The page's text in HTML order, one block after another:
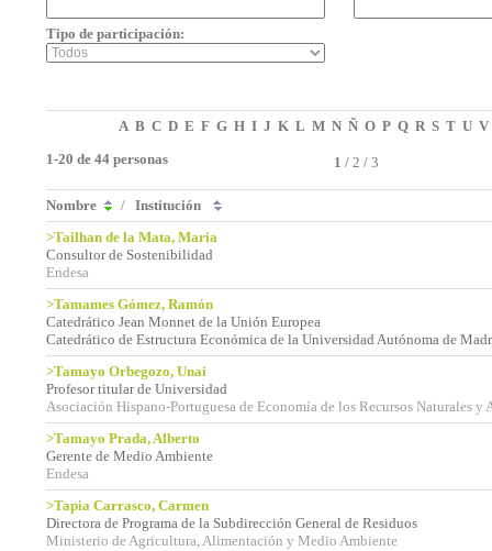
Tipo de participación:
A B C D E F G H I J K L M N Ñ O P Q R S T U V
1-20 de 44 personas
1 / 2 / 3
Nombre / Institución
>Tailhan de la Mata, Maria
Consultor de Sostenibilidad
Endesa
>Tamames Gómez, Ramón
Catedrático Jean Monnet de la Unión Europea
Catedrático de Estructura Económica de la Universidad Autónoma de
>Tamayo Orbegozo, Unai
Profesor titular de Universidad
Asociación Hispano-Portuguesa de Economía de los Recursos Naturales y
>Tamayo Prada, Alberto
Gerente de Medio Ambiente
Endesa
>Tapia Carrasco, Carmen
Directora de Programa de la Subdirección General de Residuos
Ministerio de Agricultura, Alimentación y Medio Ambiente